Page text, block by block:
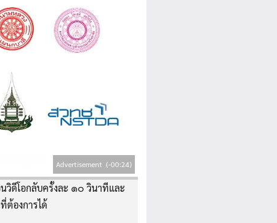
Advertisement (-00:24)
วิดีโอกลับครั้งละ ๑๐ วินาทีและ
ต้องการได้